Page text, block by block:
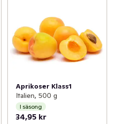
Aprikoser Klass1
Italien, 500 g
I säsong
34,95 kr